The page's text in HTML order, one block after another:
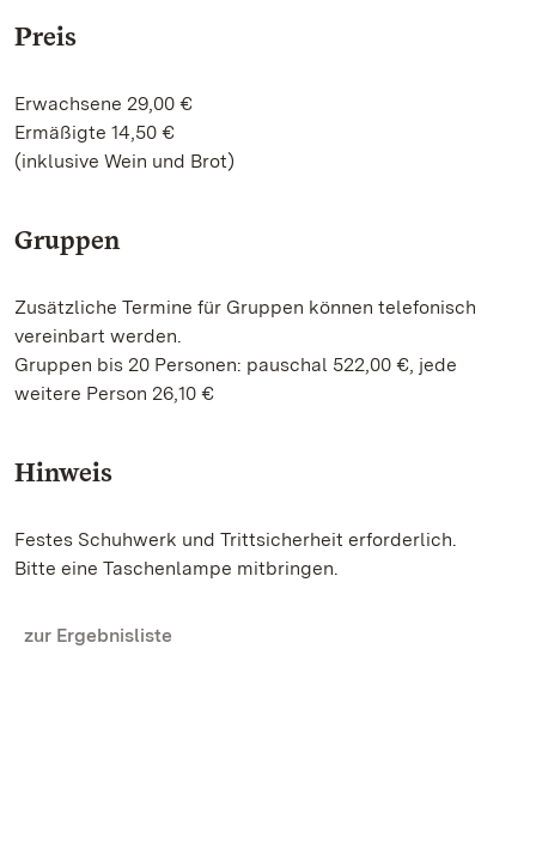
Preis
Erwachsene 29,00 €
Ermäßigte 14,50 €
(inklusive Wein und Brot)
Gruppen
Zusätzliche Termine für Gruppen können telefonisch
vereinbart werden.
Gruppen bis 20 Personen: pauschal 522,00 €, jede
weitere Person 26,10 €
Hinweis
Festes Schuhwerk und Trittsicherheit erforderlich.
Bitte eine Taschenlampe mitbringen.
zur Ergebnisliste